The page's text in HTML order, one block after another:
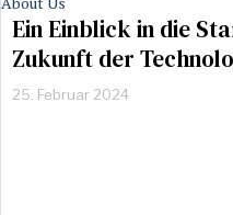
Ein Einblick in die
Zukunft der
25. Februar 2024